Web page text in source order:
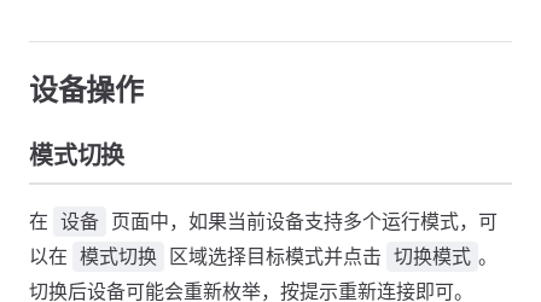
设备操作
模式切换
在 设备 页面中，如果当前设备支持多个运行模式，可
以在 模式切换 区域选择目标模式并点击 切换模式 。
切换后设备可能会重新枚举，按提示重新连接即可。